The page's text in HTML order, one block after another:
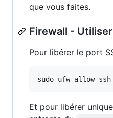
que vous faites.
Firewall -
Pour libérer le port
sudo ufw allow ssh
Et pour libérer